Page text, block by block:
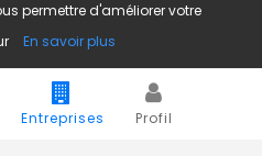
Entreprises Profil
permettre d'améliorer votre
En savoir plus